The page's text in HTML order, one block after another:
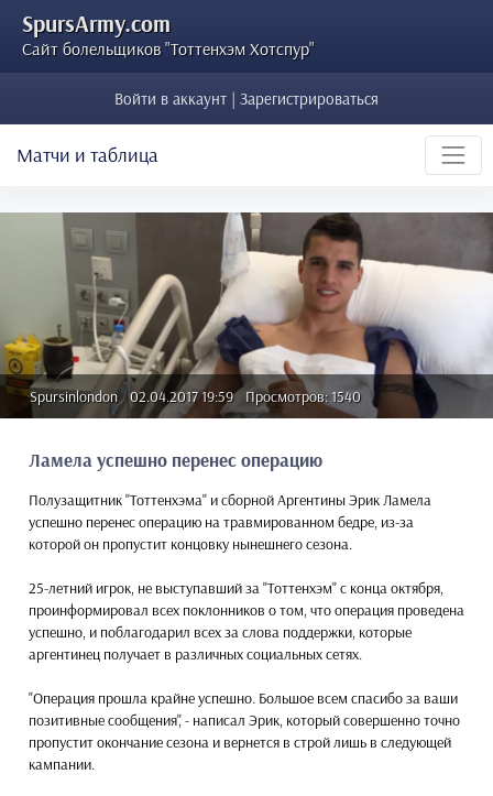
SpursArmy.com
Сайт болельщиков "Тоттенхэм Хотспур"
Войти в аккаунт | Зарегистрироваться
Матчи и таблица
Spursinlondon 02.04.2017 19:59 Просмотров: 1540
Ламела успешно перенес операцию
Полузащитник "Тоттенхэма" и сборной Аргентины Эрик Ламела
успешно перенес операцию на травмированном бедре, из-за
которой он пропустит концовку нынешнего сезона.
25-летний игрок, не выступавший за "Тоттенхэм" с конца октября,
проинформировал всех поклонников о том, что операция проведена
успешно, и поблагодарил всех за слова поддержки, которые
аргентинец получает в различных социальных сетях.
"Операция прошла крайне успешно. Большое всем спасибо за ваши
позитивные сообщения", - написал Эрик, который совершенно точно
пропустит окончание сезона и вернется в строй лишь в следующей
кампании.